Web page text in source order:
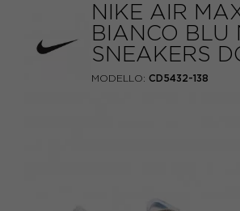
NIKE AIR
BIANCO BLU
SNEAKERS
MODELLO: CD5432-138